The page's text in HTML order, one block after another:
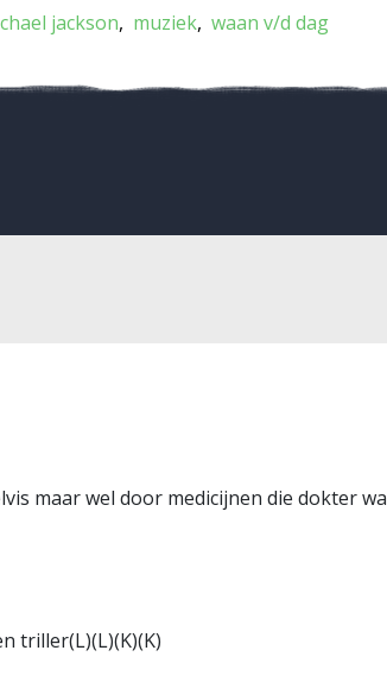
jackson muziek waan v/d dag
maar wel door medicijnen die dokter
triller(L)(L)(K)(K)